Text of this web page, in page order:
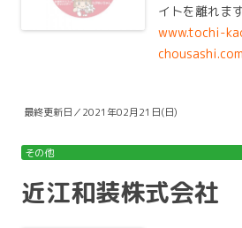
イトを離れま
www.tochi-
最終更新日／2021年02月21日(日)
その他
近江和装株式会社